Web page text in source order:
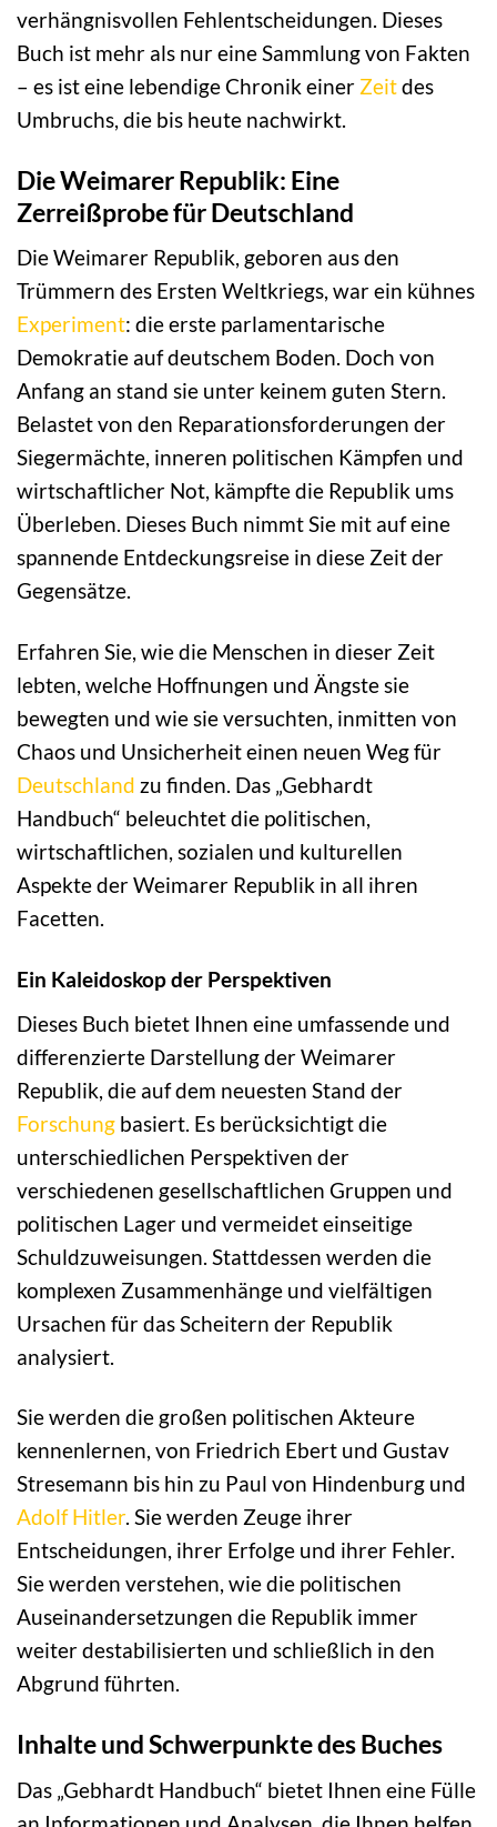
verhängnisvollen Fehlentscheidungen. Dieses
Buch ist mehr als nur eine Sammlung von Fakten
– es ist eine lebendige Chronik einer Zeitdes
Umbruchs, die bis heute nachwirkt.
Die Weimarer Republik: Eine
Zerreißprobe für Deutschland
Die Weimarer Republik, geboren aus den
Trümmern des Ersten Weltkriegs, war ein kühnes
Experiment: die erste parlamentarische
Demokratie auf deutschem Boden. Doch von
Anfang an stand sie unter keinem guten Stern.
Belastet von den Reparationsforderungen der
Siegermächte, inneren politischen Kämpfen und
wirtschaftlicher Not, kämpfte die Republik ums
Überleben. Dieses Buch nimmt Sie mit auf eine
spannende Entdeckungsreise in diese Zeit der
Gegensätze.
Erfahren Sie, wie die Menschen in dieser Zeit
lebten, welche Hoffnungen und Ängste sie
bewegten und wie sie versuchten, inmitten von
Chaos und Unsicherheit einen neuen Weg für
Deutschland zu finden. Das „Gebhardt
Handbuch“ beleuchtet die politischen,
wirtschaftlichen, sozialen und kulturellen
Aspekte der Weimarer Republik in all ihren
Facetten.
Ein Kaleidoskop der Perspektiven
Dieses Buch bietet Ihnen eine umfassende und
differenzierte Darstellung der Weimarer
Republik, die auf dem neuesten Stand der
Forschung basiert. Es berücksichtigt die
unterschiedlichen Perspektiven der
verschiedenen gesellschaftlichen Gruppen und
politischen Lager und vermeidet einseitige
Schuldzuweisungen. Stattdessen werden die
komplexen Zusammenhänge und vielfältigen
Ursachen für das Scheitern der Republik
analysiert.
Sie werden die großen politischen Akteure
kennenlernen, von Friedrich Ebert und Gustav
Stresemann bis hin zu Paul von Hindenburg und
Adolf Hitler. Sie werden Zeuge ihrer
Entscheidungen, ihrer Erfolge und ihrer Fehler.
Sie werden verstehen, wie die politischen
Auseinandersetzungen die Republik immer
weiter destabilisierten und schließlich in den
Abgrund führten.
Inhalte und Schwerpunkte des Buches
Das „Gebhardt Handbuch“ bietet Ihnen eine Fülle